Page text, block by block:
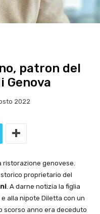
patron del
Genova
2022
ristorazione genovese.
storico proprietario del
. A darne notizia la figlia
alla nipote Diletta con un
scorso anno era deceduto